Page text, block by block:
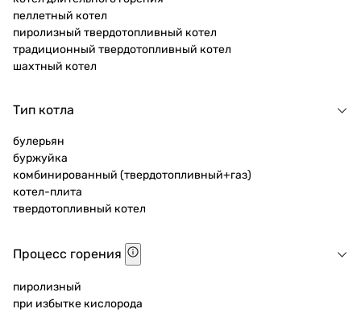
пеллетный котел
пиролизный твердотопливный котел
традиционный твердотопливный котел
шахтный котел
Тип котла
булерьян
буржуйка
комбинированный (твердотопливный+газ)
котел-плита
твердотопливный котел
Процесс горения
пиролизный
при избытке кислорода